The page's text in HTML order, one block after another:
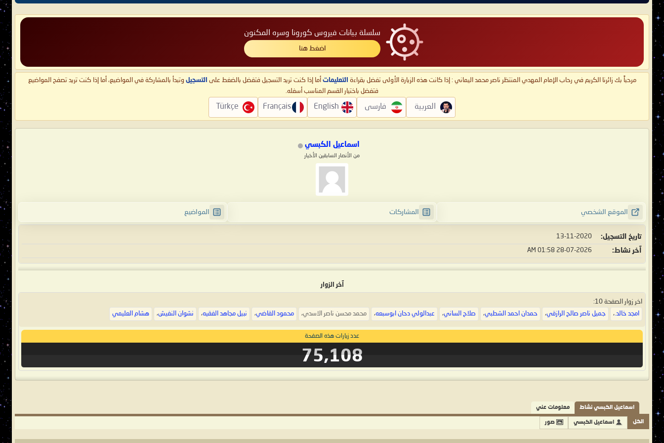
سلسلة بيانات فيروس كورونا وسره المكنون
اضغط هنا
مرحباً بك زائرنا الكريم في رحاب الإمام المهدي المنتظر ناصر محمد اليماني : إذا كانت هذه الزيارة الأولى تفضل بقراءة التعليمات أما إذا كنت تريد التسجيل فتفضل بالضغط على التسجيل وتبدأ بالمشاركة في المواضيع، أما إذا كنت تريد تصفح المواضيع
فتفضل باختيار القسم المناسب أسفله.
العربية فارسی English
Français
Türkçe
اسماعيل الكبسي
من الأنصار السابقين الأخيار
الموقع الشخصي المشاركات المواضيع
تاريخ التسجيل 13-11-2020
آخر نشاط 28-07-2026
01:58 AM
آخر الزوار
اخر زوار الصفحة 10:
امجد خالد.، جميل ناصر صالح الرازقي، حمدان احمد الشطبي، صلاح الساني، عبدالولي دحان ابوسبعه، محمد محسن ناصر الاسدي، محمود القاضي، نبيل مجاهد الفقيه، نشوان النفيش، هشام العليمي
عدد زيارات هذه الصفحة
75,108
اسماعيل الكبسي نشاط معلومات عني
الكل اسماعيل الكبسي صور